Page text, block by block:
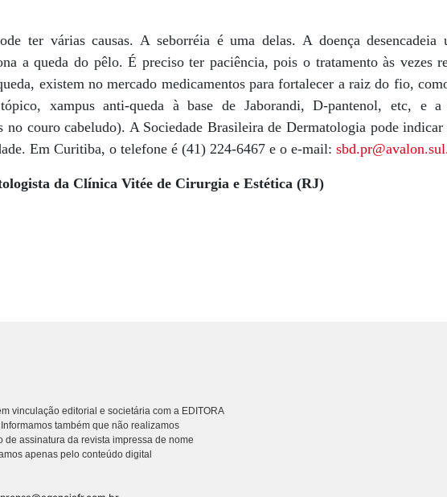
ter várias causas. A seborréia é uma delas. A doença desencadeia
a queda do pêlo. É preciso ter paciência, pois o tratamento às vezes
existem no mercado medicamentos para fortalecer a raiz do fio,
xampus anti-queda à base de Jaborandi, D-pantenol, etc, e a
couro cabeludo). A Sociedade Brasileira de Dermatologia pode indicar
Em Curitiba, o telefone é (41) 224-6467 e o e-mail:
da Clínica Vitée de Cirurgia e Estética (RJ)
vinculação editorial e societária com a EDITORA
também que não realizamos
assinatura da revista impressa de nome
apenas pelo conteúdo digital